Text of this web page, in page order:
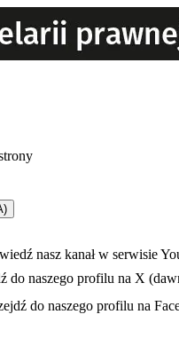
się w nowej karcie
- otwiera się w nowej karcie
nasz kanał w serwisie
nowej karcie
do naszego profilu na X
- otwiera się w nowej karcie
do naszego profilu na